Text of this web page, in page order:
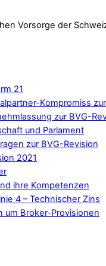
Vorsorge der
21
Kompromiss
zur BVG-
und Parlament
zur BVG-Revision
2021
ihre Kompetenzen
4 – Technischer Zins
um Broker-Provisionen